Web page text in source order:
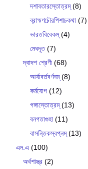
দশাবতারস্তোত্রম্(8)
ব্রাহ্মণচৌরপিশাচকথা (7)
ভারতবিবেকম্(4)
মেঘদূত(7)
দ্বাদশ শ্রেণী (68)
আর্যাবর্তবর্ণনম্(8)
কর্মযোগ (12)
গঙ্গাস্তোত্রম্(13)
বনগতাগুহা (11)
বাসন্তিকস্বপ্নম্(13)
এম.এ (100)
অর্থশাস্ত্র (2)